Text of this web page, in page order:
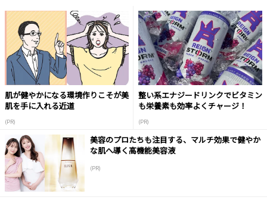
肌が健やかになる環境作りこそが美
肌を手に入れる近道
(PR)
整い系エナジードリンクでビタミン
も栄養素も効率よくチャージ！
(PR)
美容のプロたちも注目する、マルチ効果で健やか
な肌へ導く高機能美容液
(PR)